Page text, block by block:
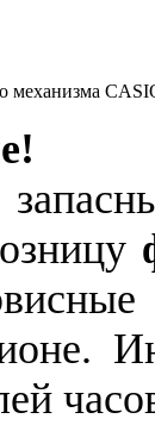
механизма